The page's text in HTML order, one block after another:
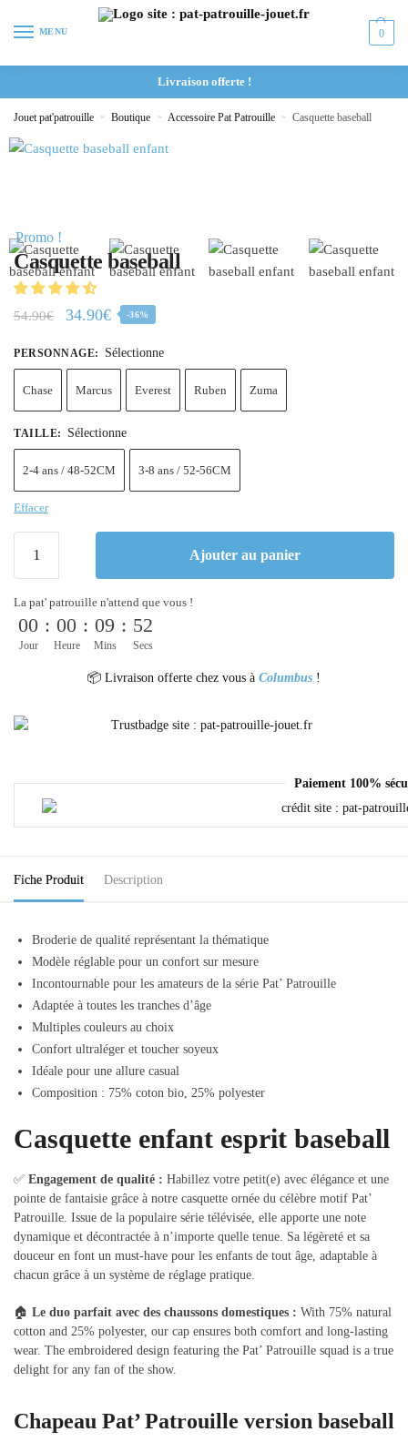
MENU 0
Livraison offerte !
Jouet pat'patrouille » Boutique » Accessoire Pat Patrouille » Casquette baseball
Promo !
Casquette baseball
54.90€ 34.90€ -36%
PERSONNAGE: Sélectionne
Chase Marcus Everest Ruben Zuma
TAILLE: Sélectionne
2-4 ans / 48-52CM 3-8 ans / 52-56CM
Effacer
Ajouter au panier
La pat' patrouille n'attend que vous !
00
Jour
: 00
Heure
: 09
Mins
: 52
Secs
📦 Livraison offerte chez vous à Columbus !
Paiement 100%
Fiche Produit Description
Broderie de qualité représentant la thématique
Modèle réglable pour un confort sur mesure
Incontournable pour les amateurs de la série Pat’ Patrouille
Adaptée à toutes les tranches d’âge
Multiples couleurs au choix
Confort ultraléger et toucher soyeux
Idéale pour une allure casual
Composition : 75% coton bio, 25% polyester
Casquette enfant esprit baseball
✅ Engagement de qualité : Habillez votre petit(e) avec élégance et une
pointe de fantaisie grâce à notre casquette ornée du célèbre motif Pat’
Patrouille. Issue de la populaire série télévisée, elle apporte une note
dynamique et décontractée à n’importe quelle tenue. Sa légèreté et sa
douceur en font un must-have pour les enfants de tout âge, adaptable à
chacun grâce à un système de réglage pratique.
🏠 Le duo parfait avec des chaussons domestiques : With 75% natural
cotton and 25% polyester, our cap ensures both comfort and long-lasting
wear. The embroidered design featuring the Pat’ Patrouille squad is a true
delight for any fan of the show.
Chapeau Pat’ Patrouille version baseball